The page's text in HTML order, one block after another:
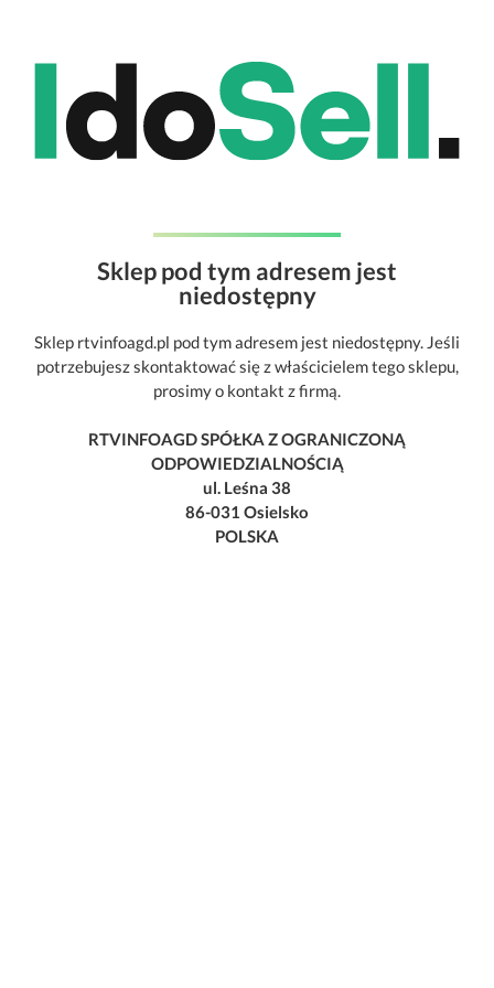
Sklep pod tym adresem jest
niedostępny
Sklep rtvinfoagd.pl pod tym adresem jest niedostępny. Jeśli
potrzebujesz skontaktować się z właścicielem tego sklepu,
prosimy o kontakt z firmą.
RTVINFOAGD SPÓŁKA Z OGRANICZONĄ
ODPOWIEDZIALNOŚCIĄ
ul. Leśna 38
86-031 Osielsko
POLSKA